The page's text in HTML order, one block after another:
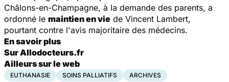
Châlons-en-Champagne, à la demande des parents, a
ordonné le maintien en vie de Vincent Lambert,
pourtant contre l'avis majoritaire des médecins.
En savoir plus
Sur Allodocteurs.fr
Ailleurs sur le web
EUTHANASIE SOINS PALLIATIFS ARCHIVES